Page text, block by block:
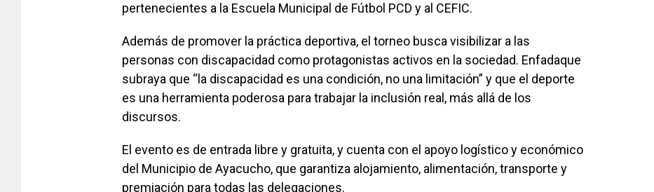
pertenecientes a la Escuela Municipal de Fútbol PCD y al CEFIC.
Además de promover la práctica deportiva, el torneo busca visibilizar a las
personas con discapacidad como protagonistas activos en la sociedad. Enfadaque
subraya que “la discapacidad es una condición, no una limitación” y que el deporte
es una herramienta poderosa para trabajar la inclusión real, más allá de los
discursos.
El evento es de entrada libre y gratuita, y cuenta con el apoyo logístico y económico
del Municipio de Ayacucho, que garantiza alojamiento, alimentación, transporte y
premiación para todas las delegaciones.